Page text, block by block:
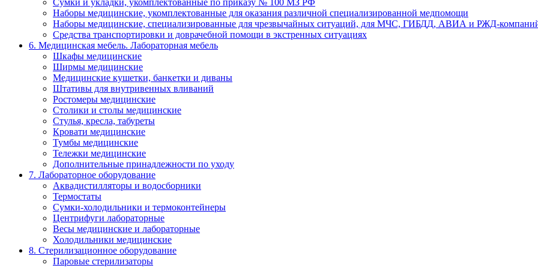
Сумки и укладки, укомплектованные по приказу № 100 МЗ РФ
Наборы медицинские, укомплектованные для оказания различной специализированной медпомощи
Наборы медицинские, специализированные для чрезвычайных ситуаций, для МЧС, ГИБДД, АВИА и РЖД-
Средства транспортировки и доврачебной помощи в экстренных ситуациях
6. Медицинская мебель. Лабораторная мебель
Шкафы медицинские
Ширмы медицинские
Медицинские кушетки, банкетки и диваны
Штативы для внутривенных вливаний
Ростомеры медицинские
Столики и столы медицинские
Стулья, кресла, табуреты
Кровати медицинские
Тумбы медицинские
Тележки медицинские
Дополнительные принадлежности по уходу
7. Лабораторное оборудование
Аквадистилляторы и водосборники
Термостаты
Сумки-холодильники и термоконтейнеры
Центрифуги лабораторные
Весы медицинские и лабораторные
Холодильники медицинские
8. Стерилизационное оборудование
Паровые стерилизаторы